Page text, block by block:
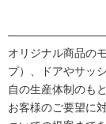
オリジナル商品の
プ）、ドアやサッ
自の生産体制のも
お客様のご要望に